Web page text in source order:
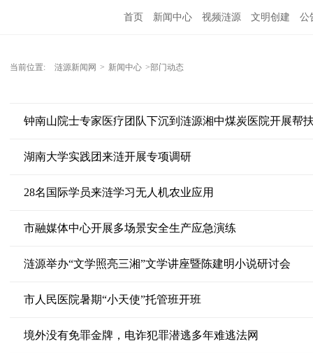
首页 新闻中心 视频涟源 文明创建 公
当前位置: 涟源新闻网 > 新闻中心 >部门动态
钟南山院士专家医疗团队下沉到涟源湘中煤炭医院开展帮
湖南大学实践团来涟开展专项调研
28名国际学员来涟学习无人机农业应用‌
市融媒体中心开展多场景安全生产应急演练
涟源举办“文学照亮三湘”文学讲座暨陈建明小说研讨会
市人民医院暑期“小天使”托管班开班
境外没有免罪金牌，电诈犯罪潜逃多年难逃法网